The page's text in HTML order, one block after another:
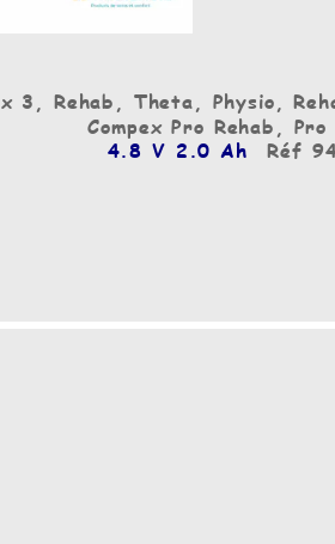
3, Rehab, Theta, Physio,
Compex Pro Rehab,
4.8 V 2.0 Ah Réf